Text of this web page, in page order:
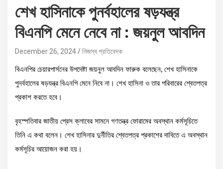
শেখ হাসিনাকে পুনর্বহালের ষড়যন্ত্র
বিএনপি মেনে নেবে না : জয়নুল আবদিন
December 26, 2024 নিজস্ব প্রতিবেদক
বিএনপির চেয়ারপার্সনের উপদেষ্টা জয়নুল আবদিন ফারুক বলেছেন, শেখ হাসিনাকে
পুনর্বহালের ষড়যন্ত্র বিএনপি মেনে নিবে না। শেখ হাসিনা ও তার পরিবারের শ্বেতপত্র
প্রকাশ করতে হবে।
বৃহস্পতিবার জাতীয় প্রেস ক্লাবের সামনে গণতন্ত্র ফোরামের অবস্থান কর্মসূচিতে
তিনি এ কথা বলেন। শেখ হাসিনার দুর্নীতির শ্বেতপত্র প্রকাশের দাবিতে এ অবস্থান
কর্মসূচির আয়োজন করা হয়।